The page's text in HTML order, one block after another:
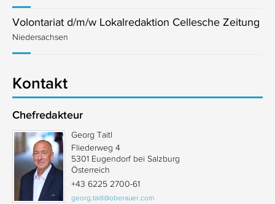
Volontariat d/m/w Lokalredaktion Cellesche Zeitung
Niedersachsen
Kontakt
Chefredakteur
Georg Taitl
Fliederweg 4
5301 Eugendorf bei Salzburg
Österreich
+43 6225 2700-61
georg.taitl@oberauer.com